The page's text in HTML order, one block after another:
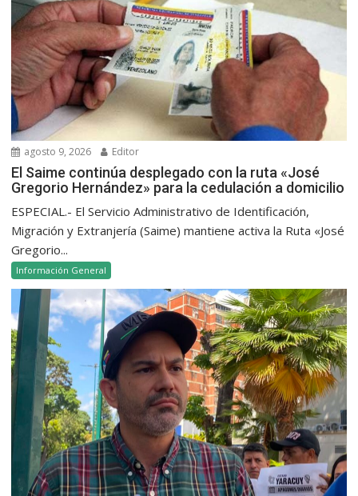
agosto 9, 2026 Editor
El Saime continúa desplegado con la ruta «José
Gregorio Hernández» para la cedulación a domicilio
ESPECIAL.- El Servicio Administrativo de Identificación,
Migración y Extranjería (Saime) mantiene activa la Ruta «José
Gregorio...
Información General